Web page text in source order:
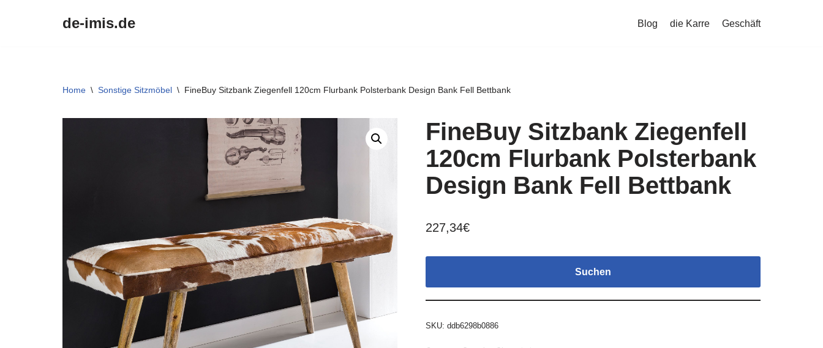
de-imis.de Blog die Karre Geschäft
Home \ Sonstige Sitzmöbel \ FineBuy Sitzbank Ziegenfell 120cm Flurbank Polsterbank Design Bank Fell Bettbank
FineBuy Sitzbank Ziegenfell
120cm Flurbank Polsterbank
Design Bank Fell Bettbank
227,34€
Suchen
SKU: ddb6298b0886